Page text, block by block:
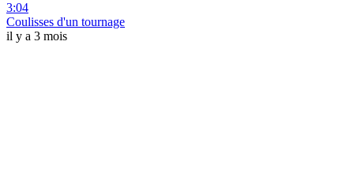
3:04
Coulisses d'un tournage
il y a 3 mois